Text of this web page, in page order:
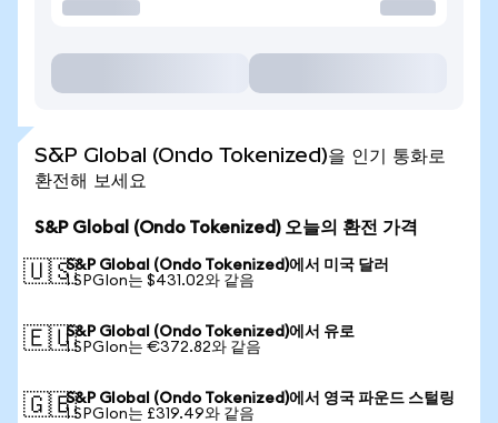
S&P Global (Ondo Tokenized)을 인기 통화로
환전해 보세요
S&P Global (Ondo Tokenized) 오늘의 환전 가격
🇺🇸S&P Global (Ondo Tokenized)에서 미국 달러
1 SPGIon는 $431.02와 같음
🇪🇺S&P Global (Ondo Tokenized)에서 유로
1 SPGIon는 €372.82와 같음
🇬🇧S&P Global (Ondo Tokenized)에서 영국 파운드 스털링
1 SPGIon는 £319.49와 같음